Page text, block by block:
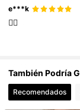
e***k
👌🏼
También Podría
Recomendados